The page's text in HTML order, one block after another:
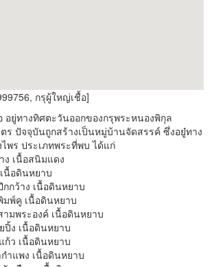
กรุผู้ใหญ่เชื้อ]
อยู่ทางทิศตะวันออกของกรุพระหนองพิกุล
ร ปัจจุบันถูกสร้างเป็นหมู่บ้านจัดสรรค์ ซึ่งอยู๋ทาง
พร ประเภทพระที่พบ ได้แก่
เนื้อสนิมแดง
อดินหยาบ
ว้าง เนื้อดินหยาบ
พ์คู เนื้อดินหยาบ
พระองค์ เนื้อดินหยาบ
ง เนื้อดินหยาบ
ว เนื้อดินหยาบ
แพง เนื้อดินหยาบ